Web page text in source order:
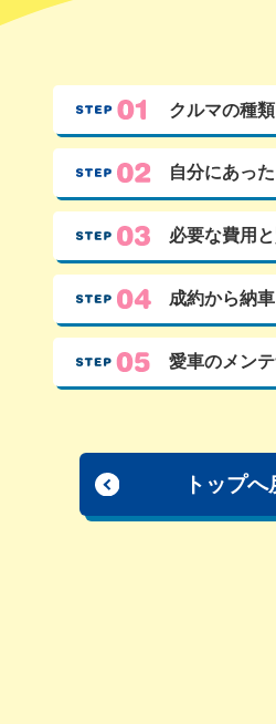
クルマの種
自分にあった
必要な費用と
成約から納
愛車のメン
トップへ